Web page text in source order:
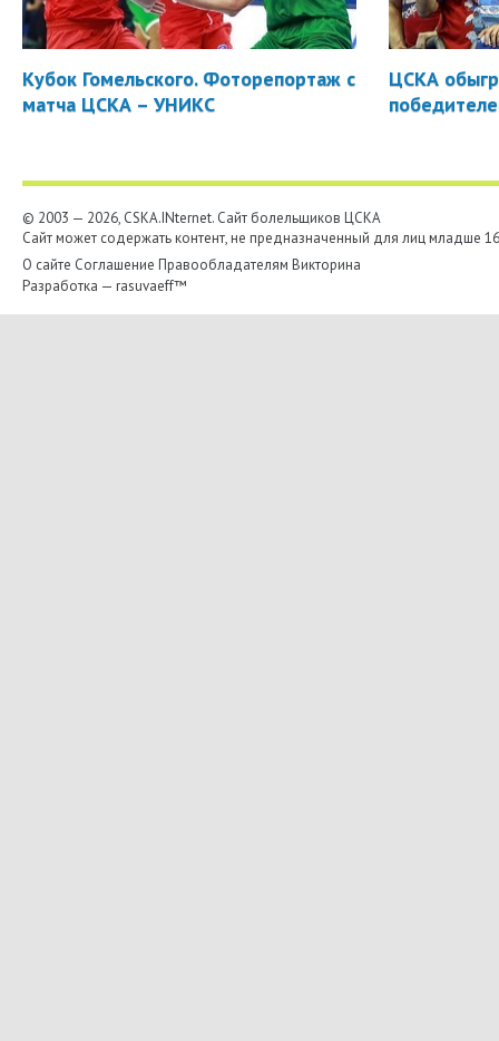
Кубок Гомельского. Фоторепортаж с
матча ЦСКА – УНИКС
ЦСКА
© 2003 — 2026, CSKA.INternet. Cайт болельщиков ЦСКА
Сайт может содержать контент, не предназначенный для лиц младше
О сайте Соглашение Правообладателям Викторина
Разработка — rasuvaeff™